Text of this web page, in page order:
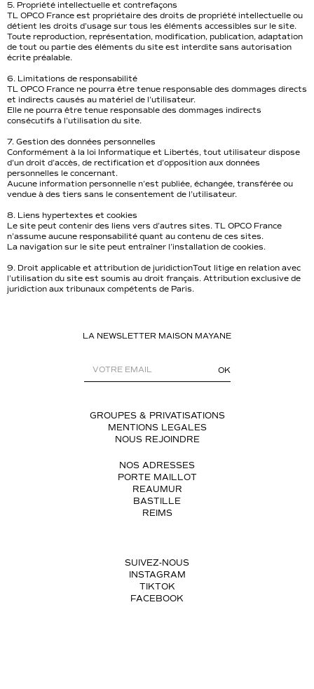
5. Propriété intellectuelle et contrefaçons
TL OPCO France est propriétaire des droits de propriété intellectuelle ou
détient les droits d’usage sur tous les éléments accessibles sur le site.
Toute reproduction, représentation, modification, publication, adaptation
de tout ou partie des éléments du site est interdite sans autorisation
écrite préalable.
6. Limitations de responsabilité
TL OPCO France ne pourra être tenue responsable des dommages directs
et indirects causés au matériel de l’utilisateur.
Elle ne pourra être tenue responsable des dommages indirects
consécutifs à l’utilisation du site.
7. Gestion des données personnelles
Conformément à la loi Informatique et Libertés, tout utilisateur dispose
d’un droit d’accès, de rectification et d’opposition aux données
personnelles le concernant.
Aucune information personnelle n’est publiée, échangée, transférée ou
vendue à des tiers sans le consentement de l’utilisateur.
8. Liens hypertextes et cookies
Le site peut contenir des liens vers d’autres sites. TL OPCO France
n’assume aucune responsabilité quant au contenu de ces sites.
La navigation sur le site peut entraîner l’installation de cookies.
9. Droit applicable et attribution de juridictionTout litige en relation avec
l’utilisation du site est soumis au droit français. Attribution exclusive de
juridiction aux tribunaux compétents de Paris.
LA NEWSLETTER MAISON MAYANE
GROUPES & PRIVATISATIONS
MENTIONS LEGALES
NOUS REJOINDRE
NOS ADRESSES
PORTE MAILLOT
REAUMUR
BASTILLE
REIMS
SUIVEZ-NOUS
INSTAGRAM
TIKTOK
FACEBOOK